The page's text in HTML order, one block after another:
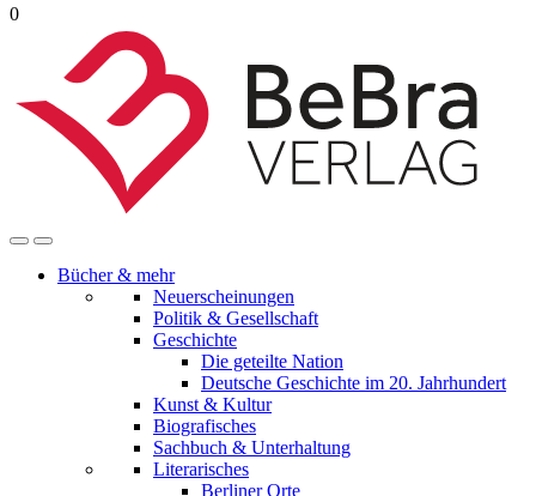
0
Bücher & mehr
Neuerscheinungen
Politik & Gesellschaft
Geschichte
Die geteilte Nation
Deutsche Geschichte im 20. Jahrhundert
Kunst & Kultur
Biografisches
Sachbuch & Unterhaltung
Literarisches
Berliner Orte